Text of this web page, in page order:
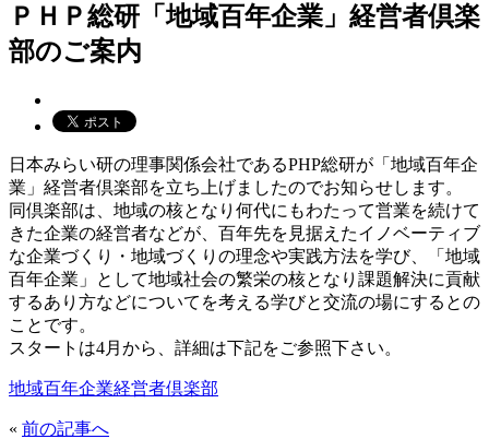
ＰＨＰ総研「地域百年企業」経営者倶楽
部のご案内
日本みらい研の理事関係会社であるPHP総研が「地域百年企
業」経営者倶楽部を立ち上げましたのでお知らせします。
同倶楽部は、地域の核となり何代にもわたって営業を続けて
きた企業の経営者などが、百年先を見据えたイノベーティブ
な企業づくり・地域づくりの理念や実践方法を学び、「地域
百年企業」として地域社会の繁栄の核となり課題解決に貢献
するあり方などについてを考える学びと交流の場にするとの
ことです。
スタートは4月から、詳細は下記をご参照下さい。
地域百年企業経営者倶楽部
« 前の記事へ